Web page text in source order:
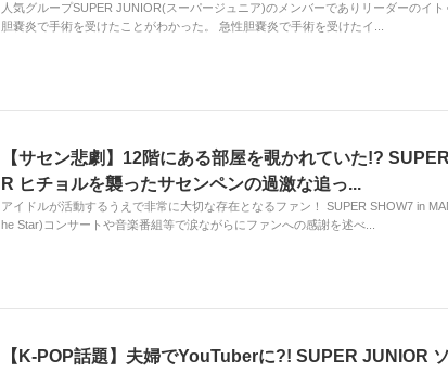
人気グループSUPER JUNIOR(スーパージュニア)のメンバーでありリーダーのイト
胆嚢炎で手術を受けたことがわかった。 急性胆嚢炎で手術を受けたイ...
【サセン悲劇】12階にある部屋を覗かれていた!?
R ヒチョルを襲ったサセンペンの過激な追っ...
アイドルが活動するうえで非常に大切な存在となるファン！ SUPER SHOW7 in
he Star)コンサートや音楽番組等で涙ながらにファンへの感謝を述べ...
【K-POP話題】夫婦でYouTuberに?! SUPER JUNIOR